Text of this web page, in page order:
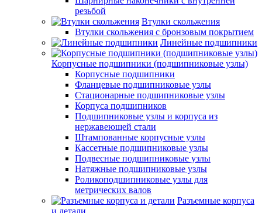
резьбой
Втулки скольжения
Втулки скольжения с бронзовым покрытием
Линейные подшипники
Корпусные подшипники (подшипниковые узлы)
Корпусные подшипники
Фланцевые подшипниковые узлы
Стационарные подшипниковые узлы
Корпуса подшипников
Подшипниковые узлы и корпуса из
нержавеющей стали
Штампованные корпусные узлы
Кассетные подшипниковые узлы
Подвесные подшипниковые узлы
Натяжные подшипниковые узлы
Роликоподшипниковые узлы для
метрических валов
Разъемные корпуса
и детали